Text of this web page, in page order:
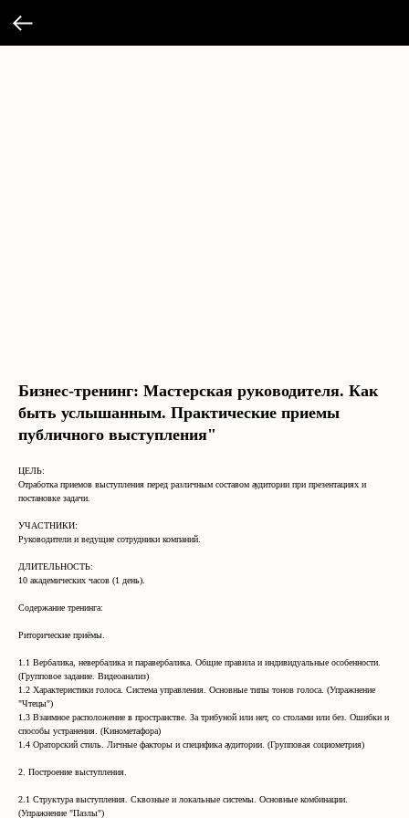
Бизнес-тренинг: Мастерская руководителя. Как
быть услышанным. Практические приемы
публичного выступления"
ЦЕЛЬ:
Отработка приемов выступления перед различным составом аудитории при презентациях и
постановке задачи.
УЧАСТНИКИ:
Руководители и ведущие сотрудники компаний.
ДЛИТЕЛЬНОСТЬ:
10 академических часов (1 день).
Содержание тренинга:
Риторические приёмы.
1.1 Вербалика, невербалика и паравербалика. Общие правила и индивидуальные особенности.
(Групповое задание. Видеоанализ)
1.2 Характеристики голоса. Система управления. Основные типы тонов голоса. (Упражнение
"Чтецы")
1.3 Взаимное расположение в пространстве. За трибуной или нет, со столами или без. Ошибки и
способы устранения. (Кинометафора)
1.4 Ораторский стиль. Личные факторы и специфика аудитории. (Групповая социометрия)
2. Построение выступления.
2.1 Структура выступления. Сквозные и локальные системы. Основные комбинации.
(Упражнение "Пазлы")